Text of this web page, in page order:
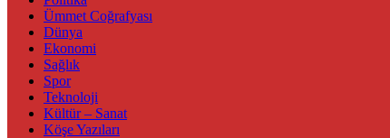
Ümmet Coğrafyası
Dünya
Ekonomi
Sağlık
Spor
Teknoloji
Kültür – Sanat
Köşe Yazıları